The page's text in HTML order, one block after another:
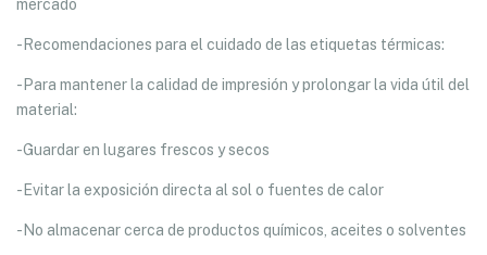
mercado
-Recomendaciones para el cuidado de las etiquetas térmicas:
-Para mantener la calidad de impresión y prolongar la vida útil del
material:
-Guardar en lugares frescos y secos
-Evitar la exposición directa al sol o fuentes de calor
-No almacenar cerca de productos químicos, aceites o solventes